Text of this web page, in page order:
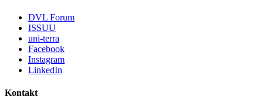
DVL Forum
ISSUU
uni-terra
Facebook
Instagram
LinkedIn
Kontakt